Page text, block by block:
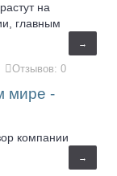
на
главным
→
Отзывов: 0
мире -
компании
→